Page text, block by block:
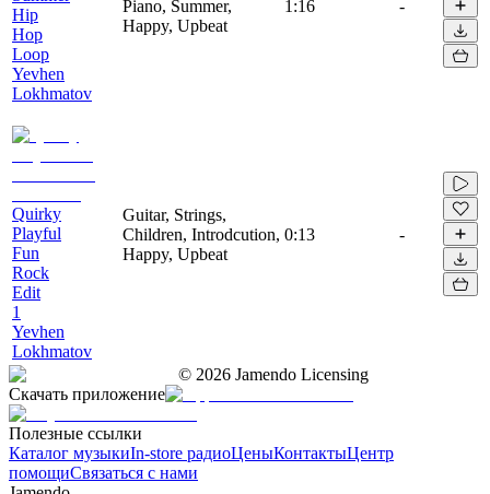
Hip
Hop
Loop
Yevhen
Lokhmatov
Piano, Summer,
Happy, Upbeat
1:16 -
Quirky
Playful
Fun
Rock
Edit
1
Yevhen
Lokhmatov
Guitar, Strings,
Children, Introdcution,
Happy, Upbeat
0:13 -
© 2026 Jamendo Licensing
Скачать приложение
Полезные ссылки
Каталог музыкиIn-store радиоЦеныКонтактыЦентр
помощиСвязаться с нами